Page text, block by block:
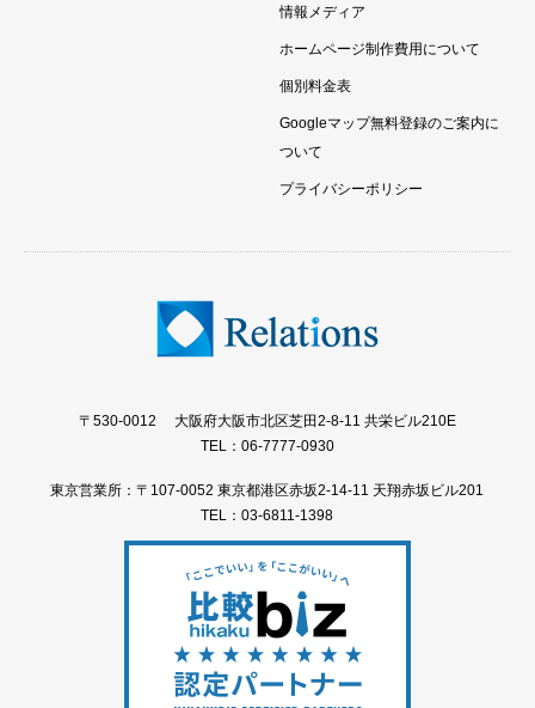
情報メディア
ホームページ制作費用について
個別料金表
Googleマップ無料登録のご案内に
ついて
プライバシーポリシー
〒530-0012 大阪府大阪市北区芝田2-8-11 共栄ビル210E
TEL：06-7777-0930
東京営業所：〒107-0052 東京都港区赤坂2-14-11 天翔赤坂ビル201
TEL：03-6811-1398